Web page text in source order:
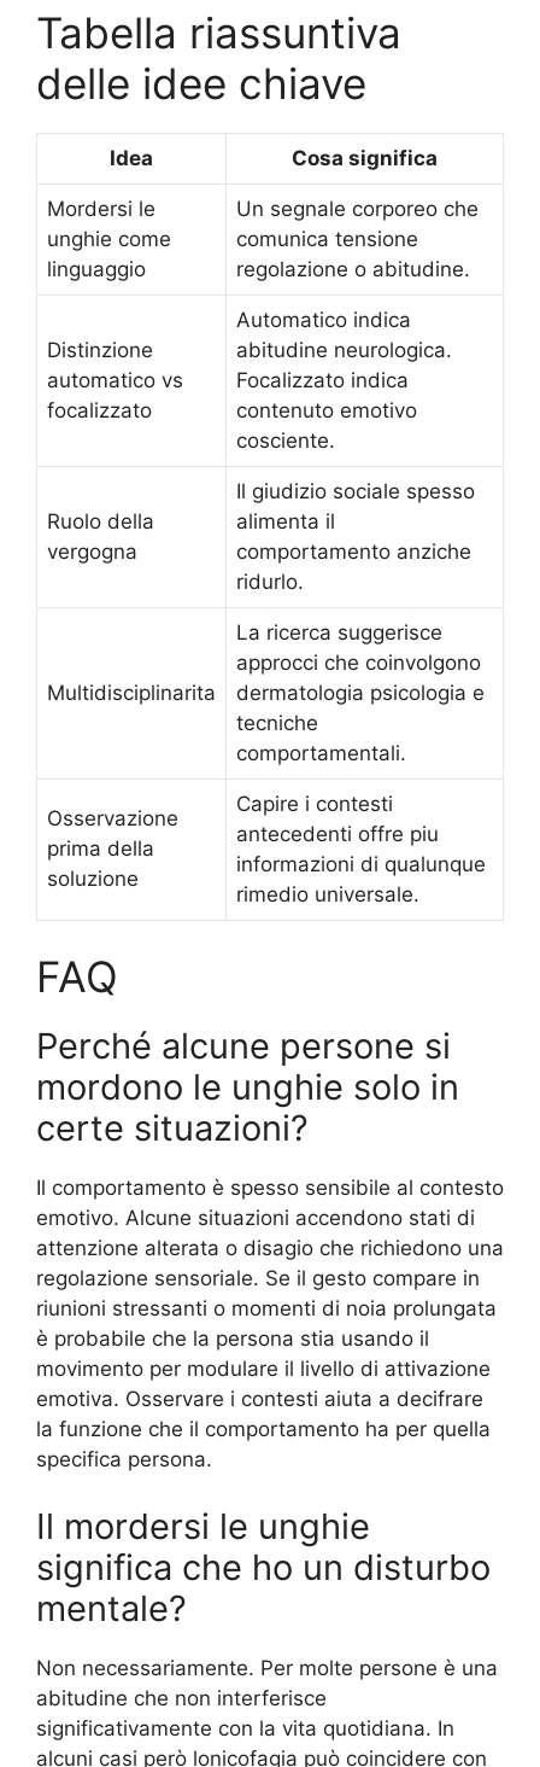
Tabella riassuntiva
delle idee chiave
Idea Cosa significa
Mordersi le
unghie come
linguaggio
Un segnale corporeo che
comunica tensione
regolazione o abitudine.
Distinzione
automatico vs
focalizzato
Automatico indica
abitudine neurologica.
Focalizzato indica
contenuto emotivo
cosciente.
Ruolo della
vergogna
Il giudizio sociale spesso
alimenta il
comportamento anziche
ridurlo.
Multidisciplinarita
La ricerca suggerisce
approcci che coinvolgono
dermatologia psicologia e
tecniche
comportamentali.
Osservazione
prima della
soluzione
Capire i contesti
antecedenti offre piu
informazioni di qualunque
rimedio universale.
FAQ
Perché alcune persone si
mordono le unghie solo in
certe situazioni?
Il comportamento è spesso sensibile al contesto
emotivo. Alcune situazioni accendono stati di
attenzione alterata o disagio che richiedono una
regolazione sensoriale. Se il gesto compare in
riunioni stressanti o momenti di noia prolungata
è probabile che la persona stia usando il
movimento per modulare il livello di attivazione
emotiva. Osservare i contesti aiuta a decifrare
la funzione che il comportamento ha per quella
specifica persona.
Il mordersi le unghie
significa che ho un disturbo
mentale?
Non necessariamente. Per molte persone è una
abitudine che non interferisce
significativamente con la vita quotidiana. In
alcuni casi però lonicofagia può coincidere con